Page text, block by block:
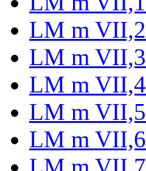
LM m VII,2
LM m VII,3
LM m VII,4
LM m VII,5
LM m VII,6